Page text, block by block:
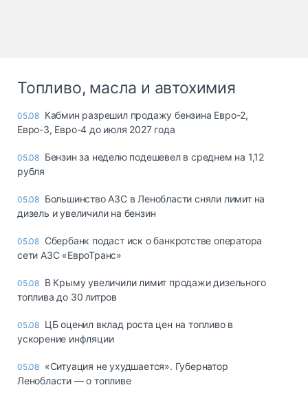
Топливо, масла и автохимия
05.08 Кабмин разрешил продажу бензина Евро-2,
Евро-3, Евро-4 до июля 2027 года
05.08 Бензин за неделю подешевел в среднем на 1,12
рубля
05.08 Большинство АЗС в Ленобласти сняли лимит на
дизель и увеличили на бензин
05.08 Сбербанк подаст иск о банкротстве оператора
сети АЗС «ЕвроТранс»
05.08 В Крыму увеличили лимит продажи дизельного
топлива до 30 литров
05.08 ЦБ оценил вклад роста цен на топливо в
ускорение инфляции
05.08 «Ситуация не ухудшается». Губернатор
Ленобласти — о топливе